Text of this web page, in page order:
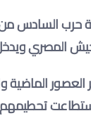
حرب السادس
الماضية
تحطيمهم